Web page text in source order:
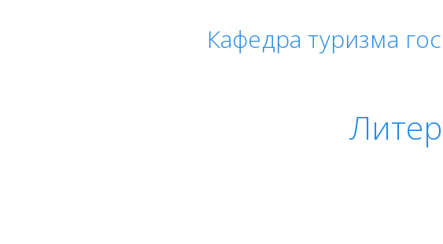
Кафедра туризма